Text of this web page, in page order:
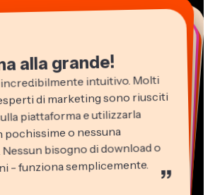
alla grande!
intuitivo. Molti
di marketing sono riusciti
piattaforma e utilizzarla
pochissime o nessuna
bisogno di download o
- funziona semplicemente. ”